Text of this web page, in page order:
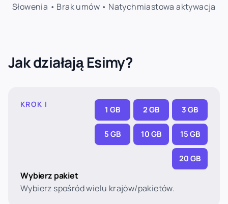
Słowenia • Brak umów • Natychmiastowa aktywacja
Jak działają Esimy?
KROK I
1 GB 2 GB 3 GB
5 GB 10 GB 15 GB
20 GB
Wybierz pakiet
Wybierz spośród wielu krajów/pakietów.